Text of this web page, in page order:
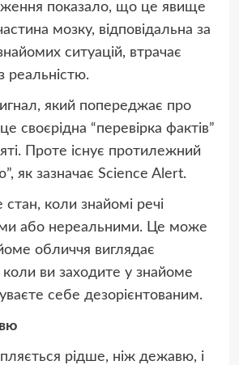
показало, що це явище
мозку, відповідальна за
ситуацій, втрачає
реальністю.
який попереджає про
своєрідна “перевірка фактів”
Проте існує протилежний
як зазначає Science Alert.
коли знайомі речі
або нереальними. Це може
обличчя виглядає
ви заходите у знайоме
себе дезорієнтованим.
рідше, ніж дежавю, і